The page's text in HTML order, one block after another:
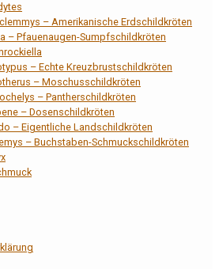
– Amerikanische Erdschildkröten
– Pfauenaugen-Sumpfschildkröten
– Echte Kreuzbrustschildkröten
– Moschusschildkröten
– Pantherschildkröten
– Dosenschildkröten
– Eigentliche Landschildkröten
– Buchstaben-Schmuckschildkröten